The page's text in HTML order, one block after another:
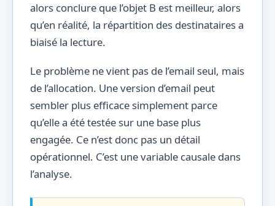
alors conclure que l’objet B est meilleur, alors
qu’en réalité, la répartition des destinataires a
biaisé la lecture.
Le problème ne vient pas de l’email seul, mais
de l’allocation. Une version d’email peut
sembler plus efficace simplement parce
qu’elle a été testée sur une base plus
engagée. Ce n’est donc pas un détail
opérationnel. C’est une variable causale dans
l’analyse.